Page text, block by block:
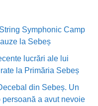
Symphonic Camp
la Sebeș
lucrări ale lui
la Primăria Sebeș
din Sebeș. Un
persoană a avut nevoie